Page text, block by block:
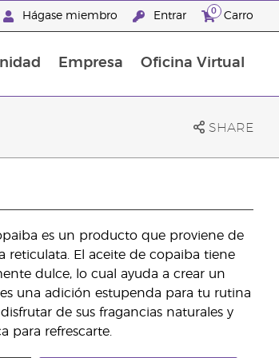
Hágase miembro Entrar 0 Carro
Empresa Oficina Virtual
SHARE
es un producto que proviene de
reticulata. El aceite de copaiba tiene
dulce, lo cual ayuda a crear un
una adición estupenda para tu rutina
de sus fragancias naturales y
para refrescarte.